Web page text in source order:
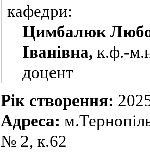
кафедри:
Цимбалюк
Іванівна, к.ф.-
доцент
Рік створення:
Адреса:
№ 2, к.62